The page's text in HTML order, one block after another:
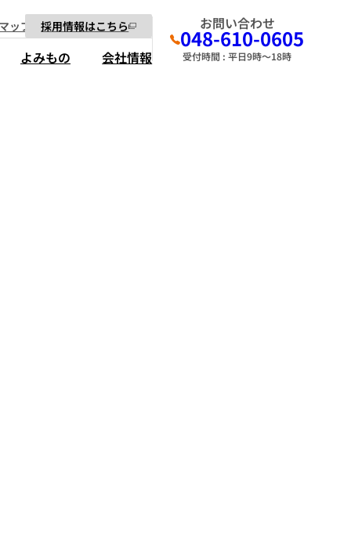
ップ 採用情報はこちら
よみもの 会社情報
お問い合わせ
048-610-0605
受付時間 : 平日9時～18時